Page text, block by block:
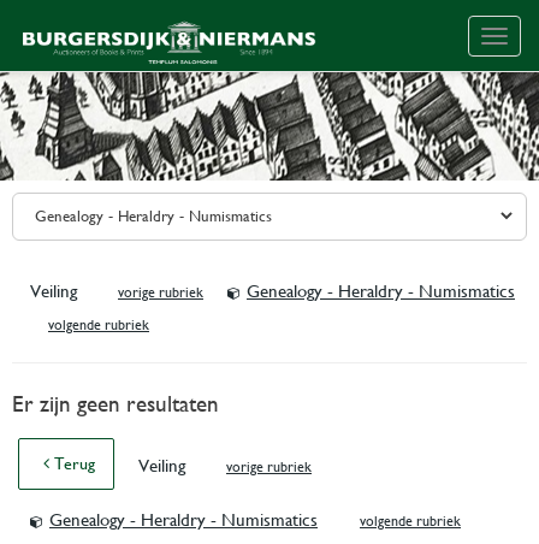
Veiling vorige rubriek Genealogy - Heraldry - Numismatics
volgende rubriek
Er zijn geen resultaten
Terug Veiling vorige rubriek
Genealogy - Heraldry - Numismatics volgende rubriek